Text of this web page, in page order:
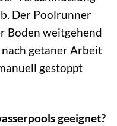
Der Poolrunner
Boden weitgehend
getaner Arbeit
gestoppt
geeignet?